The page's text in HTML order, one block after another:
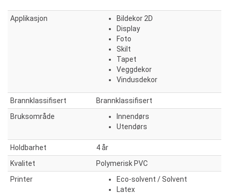
Applikasjon
Bildekor 2D
Display
Foto
Skilt
Tapet
Veggdekor
Vindusdekor
Brannklassifisert
Brannklassifisert
Bruksområde
Innendørs
Utendørs
Holdbarhet
4 år
Kvalitet
Polymerisk PVC
Printer
Eco-solvent / Solvent
Latex